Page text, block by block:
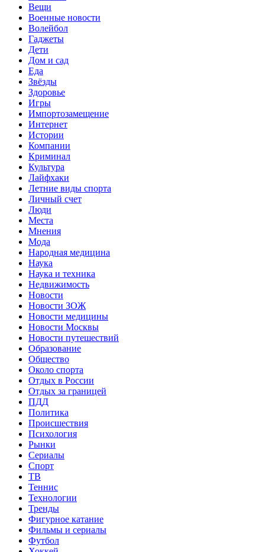
Вещи
Военные новости
Волейбол
Гаджеты
Дети
Дом и сад
Еда
Звёзды
Здоровье
Игры
Импортозамещение
Интернет
Истории
Компании
Криминал
Культура
Лайфхаки
Летние виды спорта
Личный счет
Люди
Места
Мнения
Мода
Народная медицина
Наука
Наука и техника
Недвижимость
Новости
Новости ЗОЖ
Новости медицины
Новости Москвы
Новости путешествий
Образование
Общество
Около спорта
Отдых в России
Отдых за границей
ПДД
Политика
Происшествия
Психология
Рынки
Сериалы
Спорт
ТВ
Теннис
Технологии
Тренды
Фигурное катание
Фильмы и сериалы
Футбол